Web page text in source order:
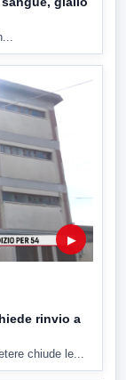
▶
rinvio a
chiude le...